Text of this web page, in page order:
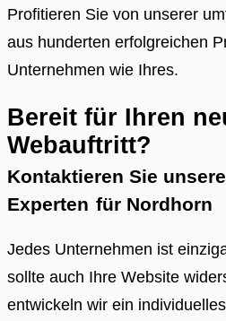
Profitieren Sie von unserer
aus hunderten erfolgreichen
Unternehmen wie Ihres.
Bereit für Ihren
Webauftritt?
Kontaktieren Sie
Experten für Nordhorn
Jedes Unternehmen ist
sollte auch Ihre Website
entwickeln wir ein